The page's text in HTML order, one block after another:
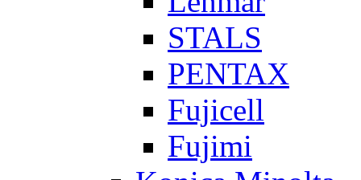
STALS
PENTAX
Fujicell
Fujimi